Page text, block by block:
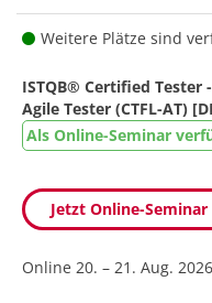
Weitere Plätze sind
ISTQB® Certified Tester
Agile Tester (CTFL-AT)
Als Online-Seminar
Jetzt Online-
Online 20. – 21. Aug. 2026